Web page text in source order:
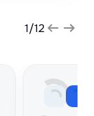
1/12